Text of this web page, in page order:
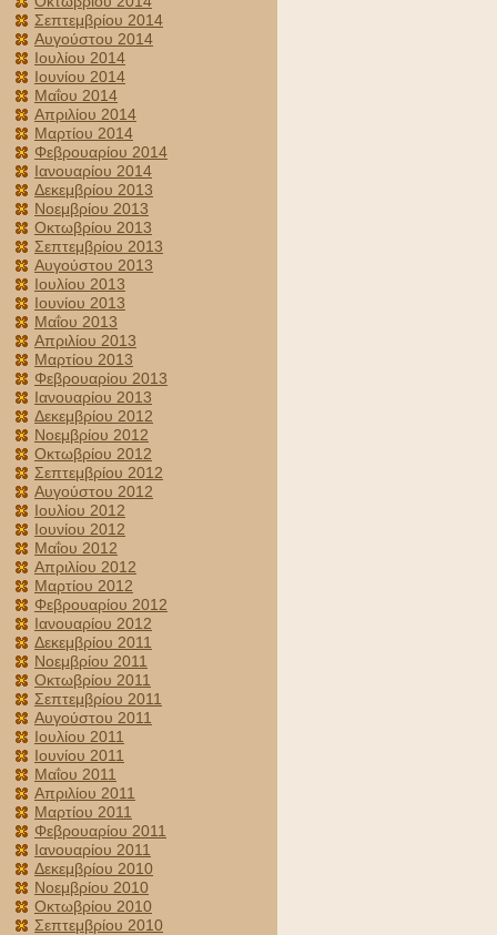
Σεπτεμβρίου 2014
Αυγούστου 2014
Ιουλίου 2014
Ιουνίου 2014
Μαΐου 2014
Απριλίου 2014
Μαρτίου 2014
Φεβρουαρίου 2014
Ιανουαρίου 2014
Δεκεμβρίου 2013
Νοεμβρίου 2013
Οκτωβρίου 2013
Σεπτεμβρίου 2013
Αυγούστου 2013
Ιουλίου 2013
Ιουνίου 2013
Μαΐου 2013
Απριλίου 2013
Μαρτίου 2013
Φεβρουαρίου 2013
Ιανουαρίου 2013
Δεκεμβρίου 2012
Νοεμβρίου 2012
Οκτωβρίου 2012
Σεπτεμβρίου 2012
Αυγούστου 2012
Ιουλίου 2012
Ιουνίου 2012
Μαΐου 2012
Απριλίου 2012
Μαρτίου 2012
Φεβρουαρίου 2012
Ιανουαρίου 2012
Δεκεμβρίου 2011
Νοεμβρίου 2011
Οκτωβρίου 2011
Σεπτεμβρίου 2011
Αυγούστου 2011
Ιουλίου 2011
Ιουνίου 2011
Μαΐου 2011
Απριλίου 2011
Μαρτίου 2011
Φεβρουαρίου 2011
Ιανουαρίου 2011
Δεκεμβρίου 2010
Νοεμβρίου 2010
Οκτωβρίου 2010
Σεπτεμβρίου 2010